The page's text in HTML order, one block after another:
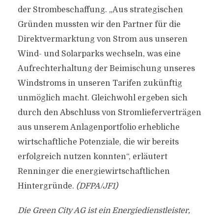
der Strombeschaffung. „Aus strategischen
Gründen mussten wir den Partner für die
Direktvermarktung von Strom aus unseren
Wind- und Solarparks wechseln, was eine
Aufrechterhaltung der Beimischung unseres
Windstroms in unseren Tarifen zukünftig
unmöglich macht. Gleichwohl ergeben sich
durch den Abschluss von Stromlieferverträgen
aus unserem Anlagenportfolio erhebliche
wirtschaftliche Potenziale, die wir bereits
erfolgreich nutzen konnten“, erläutert
Renninger die energiewirtschaftlichen
Hintergründe. (DFPA/JF1)
Die Green City AG ist ein Energiedienstleister,